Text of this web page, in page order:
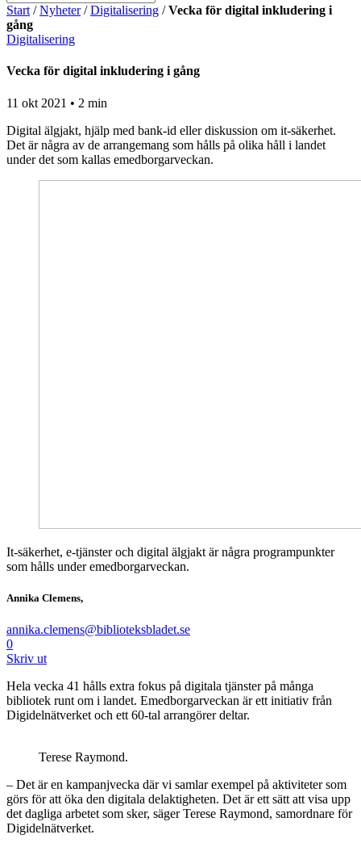
Start /Nyheter/Digitalisering /Vecka för digital inkludering i
gång
Digitalisering
Vecka för digital inkludering i gång
11 okt 2021 • 2 min
Digital älgjakt, hjälp med bank-id eller diskussion om it-säkerhet.
Det är några av de arrangemang som hålls på olika håll i landet
under det som kallas emedborgarveckan.
It-säkerhet, e-tjänster och digital älgjakt är några programpunkter
som hålls under emedborgarveckan.
Annika Clemens,
annika.clemens@biblioteksbladet.se
0
Skriv ut
Hela vecka 41 hålls extra fokus på digitala tjänster på många
bibliotek runt om i landet. Emedborgarveckan är ett initiativ från
Digidelnätverket och ett 60-tal arrangörer deltar.
Terese Raymond.
– Det är en kampanjvecka där vi samlar exempel på aktiviteter som
görs för att öka den digitala delaktigheten. Det är ett sätt att visa upp
det dagliga arbetet som sker, säger Terese Raymond, samordnare för
Digidelnätverket.